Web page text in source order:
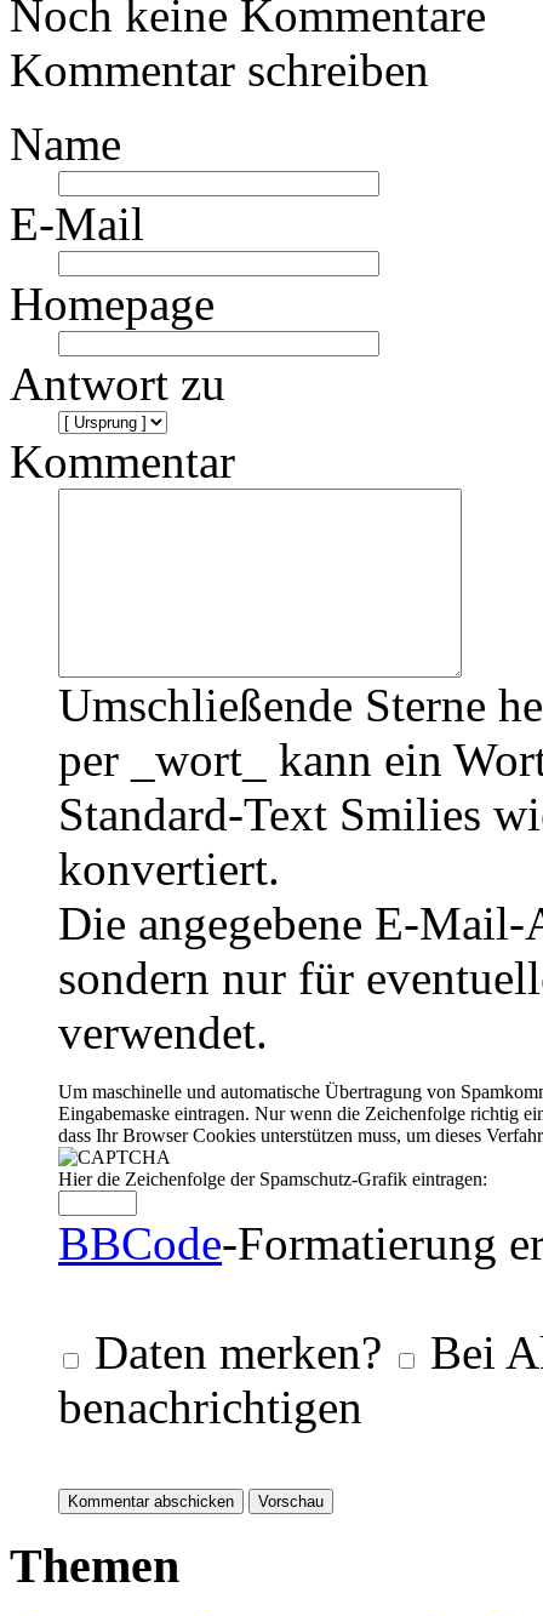
Noch keine Kommentare
Kommentar schreiben
Name
E-Mail
Homepage
Antwort zu
Kommentar
Umschließende Sterne
per _wort_ kann ein
Standard-Text Smilies
konvertiert.
Die angegebene E-
sondern nur für
verwendet.
Um maschinelle und automatische Übertragung von
Eingabemaske eintragen. Nur wenn die Zeichenfolge richtig
dass Ihr Browser Cookies unterstützen muss, um dieses
Hier die Zeichenfolge der Spamschutz-Grafik eintragen:
BBCode-Formatierung
Daten merken?
Bei
benachrichtigen
Themen